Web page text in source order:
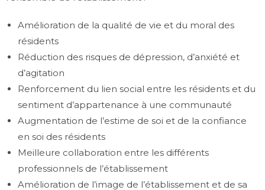
Amélioration de la qualité de vie et du moral des
résidents
Réduction des risques de dépression, d’anxiété et
d’agitation
Renforcement du lien social entre les résidents et du
sentiment d’appartenance à une communauté
Augmentation de l’estime de soi et de la confiance
en soi des résidents
Meilleure collaboration entre les différents
professionnels de l’établissement
Amélioration de l’image de l’établissement et de sa